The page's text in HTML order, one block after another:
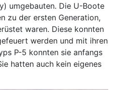
umgebauten. Die U-Boote
zu der ersten Generation,
waren. Diese konnten
werden und mit ihren
P-5 konnten sie anfangs
hatten auch kein eigenes